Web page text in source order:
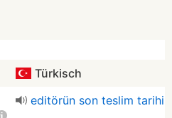
Türkisch
editörün son teslim tarihi